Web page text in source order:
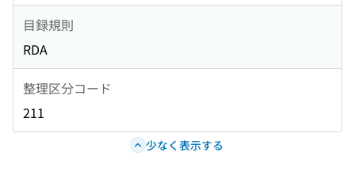
目録規則
RDA
整理区分コード
211
少なく表示する